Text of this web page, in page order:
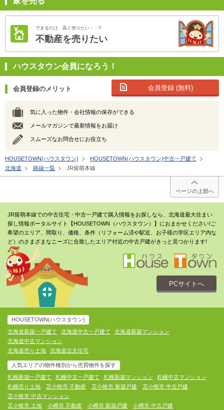
できるだけ、高く売りたい・・!!
不動産を売りたい
ハウスタウン会員になろう！
会員登録のメリット 会員登録 (無料)
気に入った物件・会社情報の保存ができる
メールマガジンで最新情報をお届け
スムーズなお問合せにお役立ち
HOUSETOWN(ハウスタウン)
HOUSETOWN(ハウスタウン)中古一戸建て
北海道
路線一覧 JR留萌本線
ページの上部へ
JR留萌本線での中古住宅・中古一戸建て購入情報をお探しなら、北海道最大住まい
探し情報ポータルサイト【HOUSETOWN（ハウスタウン）】におまかせください!ご
希望のエリア、間取り、価格、条件（リフォーム済や駅近、お子様の学区エリア内な
ど）のさまざまなニーズに合致したエリア付近の中古戸建がきっと見つかります!
PCサイトへ
HOUSETOWN(ハウスタウン)
北海道新築一戸建て
北海道中古一戸建て
北海道新築マンション
北海道中古マンション
北海道売り土地
北海道注文住宅
人気エリアの物件種別から売買物件を探す
札幌新築一戸建て
札幌中古一戸建て 札幌新築マンション
札幌中古マンション
札幌売り土地
苫小牧市 不動産 苫小牧市 新築戸建
苫小牧市 中古戸建
苫小牧市 中古マンション
苫小牧市 土地
小樽市 不動産 小樽市 新築戸建 小樽市 中古戸建